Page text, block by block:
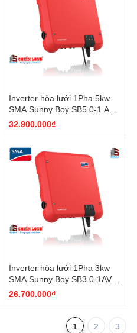
Inverter hòa lưới 1Pha 5kw
SMA Sunny Boy SB5.0-1 AV-
40
32.900.000₫
Inverter hòa lưới 1Pha 3kw
SMA Sunny Boy SB3.0-1AV-
40
26.700.000₫
1 2 3